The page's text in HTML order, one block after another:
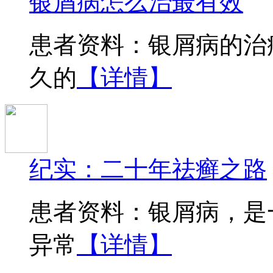
患者资料：银屑病的
久的 【详情】
纪实：二十年祛癣之路
患者资料：银屑病，
异常
【详情】